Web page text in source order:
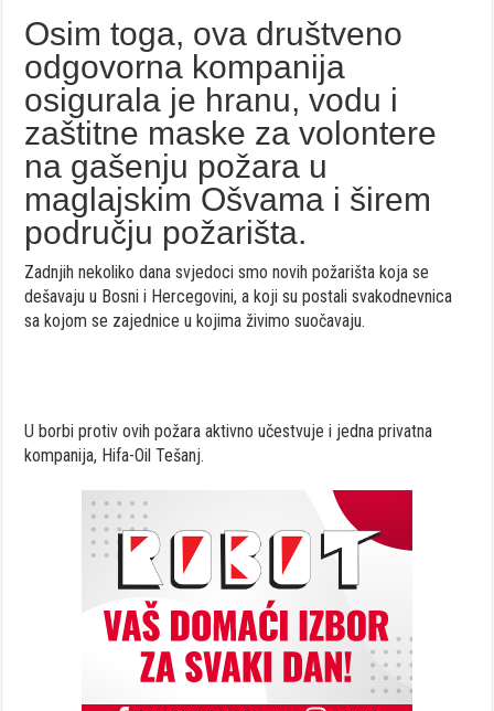
Osim toga, ova društveno
odgovorna kompanija
osigurala je hranu, vodu i
zaštitne maske za volontere
na gašenju požara u
maglajskim Ošvama i širem
području požarišta.
Zadnjih nekoliko dana svjedoci smo novih požarišta koja se
dešavaju u Bosni i Hercegovini, a koji su postali svakodnevnica
sa kojom se zajednice u kojima živimo suočavaju.
U borbi protiv ovih požara aktivno učestvuje i jedna privatna
kompanija, Hifa-Oil Tešanj.